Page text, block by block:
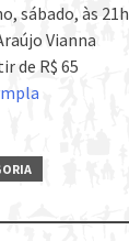
sábado, às 21h
Vianna
de R$ 65